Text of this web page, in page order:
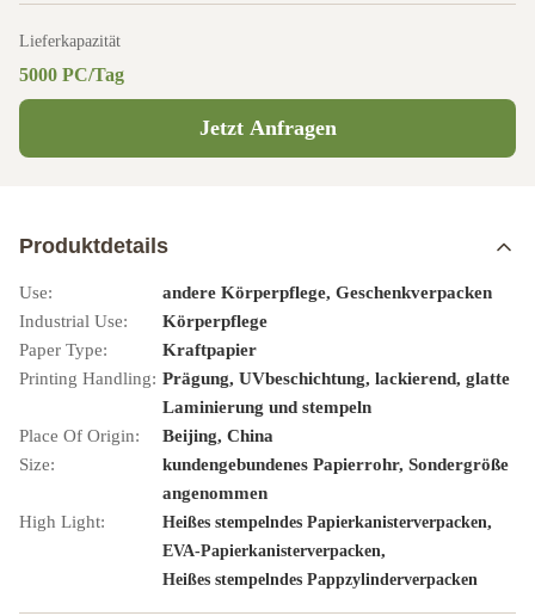
Lieferkapazität
5000 PC/Tag
Jetzt Anfragen
Produktdetails
Use:
andere Körperpflege, Geschenkverpacken
Industrial Use:
Körperpflege
Paper Type:
Kraftpapier
Printing Handling: Prägung, UVbeschichtung, lackierend, glatte
Laminierung und stempeln
Place Of Origin:
Beijing, China
Size:
kundengebundenes Papierrohr, Sondergröße
angenommen
High Light:
Heißes stempelndes Papierkanisterverpacken,
EVA-Papierkanisterverpacken,
Heißes stempelndes Pappzylinderverpacken